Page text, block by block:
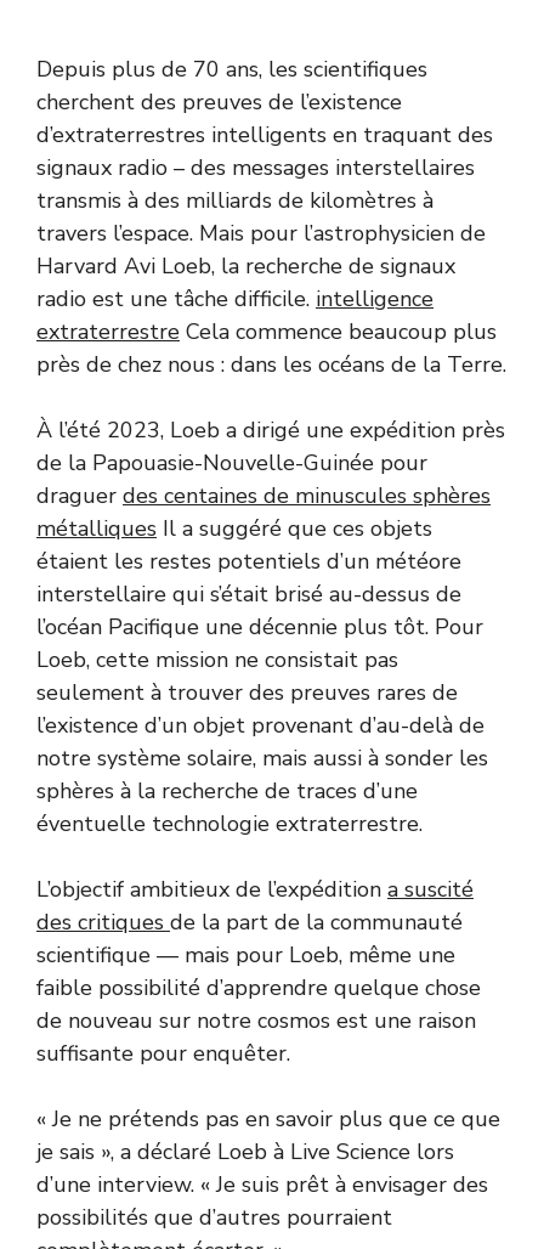
Depuis plus de 70 ans, les scientifiques
cherchent des preuves de l’existence
d’extraterrestres intelligents en traquant des
signaux radio – des messages interstellaires
transmis à des milliards de kilomètres à
travers l’espace. Mais pour l’astrophysicien de
Harvard Avi Loeb, la recherche de signaux
radio est une tâche difficile. intelligence
extraterrestre Cela commence beaucoup plus
près de chez nous : dans les océans de la Terre.
À l’été 2023, Loeb a dirigé une expédition près
de la Papouasie-Nouvelle-Guinée pour
draguer des centaines de minuscules sphères
métalliques Il a suggéré que ces objets
étaient les restes potentiels d’un météore
interstellaire qui s’était brisé au-dessus de
l’océan Pacifique une décennie plus tôt. Pour
Loeb, cette mission ne consistait pas
seulement à trouver des preuves rares de
l’existence d’un objet provenant d’au-delà de
notre système solaire, mais aussi à sonder les
sphères à la recherche de traces d’une
éventuelle technologie extraterrestre.
L’objectif ambitieux de l’expédition a suscité
des critiques de la part de la communauté
scientifique — mais pour Loeb, même une
faible possibilité d’apprendre quelque chose
de nouveau sur notre cosmos est une raison
suffisante pour enquêter.
« Je ne prétends pas en savoir plus que ce que
je sais », a déclaré Loeb à Live Science lors
d’une interview. « Je suis prêt à envisager des
possibilités que d’autres pourraient